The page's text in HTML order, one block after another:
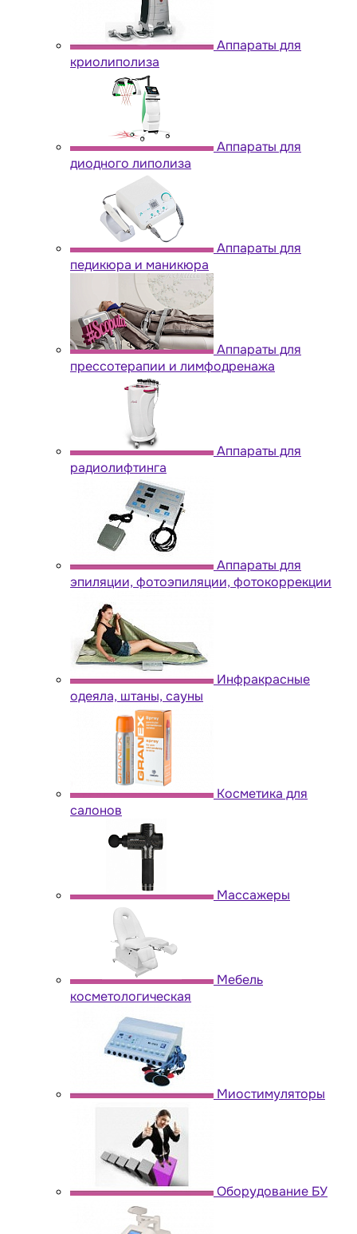
Аппараты для
криолиполиза
Аппараты для
диодного липолиза
Аппараты для
педикюра и маникюра
Аппараты для
прессотерапии и лимфодренажа
Аппараты для
радиолифтинга
Аппараты для
эпиляции, фотоэпиляции, фотокоррекции
Инфракрасные
одеяла, штаны, сауны
Косметика для
салонов
Массажеры
Мебель
косметологическая
Миостимуляторы
Оборудование БУ